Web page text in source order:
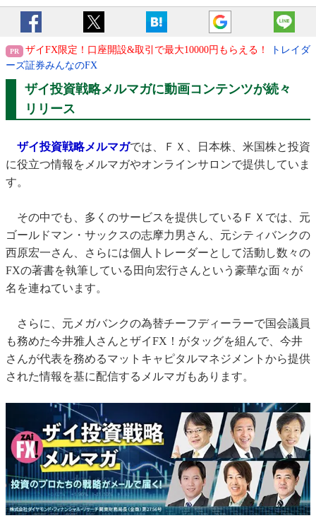
ザイFX限定！口座開設&取引で最大10000円もらえる！
トレイダ
ーズ証券みんなのFX
ザイ投資戦略メルマガに動画コンテンツが続々
リリース
ザイ投資戦略メルマガでは、ＦＸ、日本株、米国株と投資
に役立つ情報をメルマガやオンラインサロンで提供していま
す。
その中でも、多くのサービスを提供しているＦＸでは、元
ゴールドマン・サックスの志摩力男さん、元シティバンクの
西原宏一さん、さらには個人トレーダーとして活動し数々の
FXの著書を執筆している田向宏行さんという豪華な面々が
名を連ねています。
さらに、元メガバンクの為替チーフディーラーで国会議員
も務めた今井雅人さんとザイFX！がタッグを組んで、今井
さんが代表を務めるマットキャピタルマネジメントから提供
された情報を基に配信するメルマガもあります。